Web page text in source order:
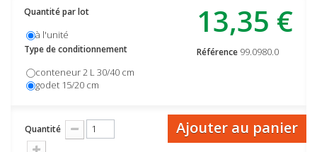
13,35 €
Référence 99.0980.0
Quantité par lot
à l'unité
Type de conditionnement
conteneur 2 L 30/40 cm
godet 15/20 cm
Quantité Ajouter au panier